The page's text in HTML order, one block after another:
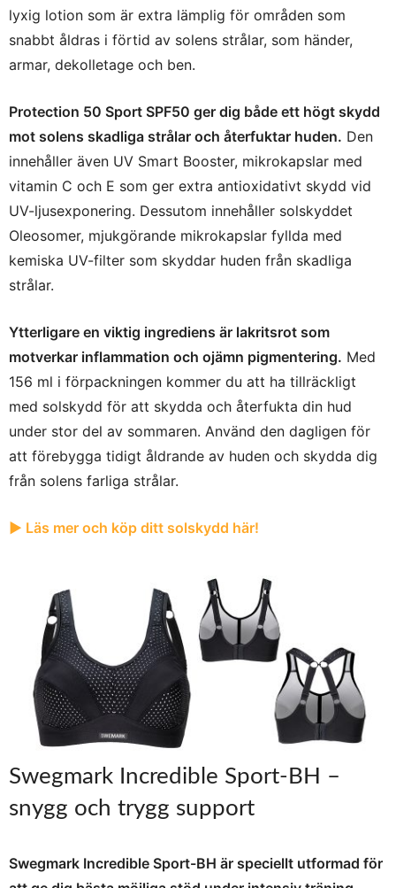
lyxig lotion som är extra lämplig för områden som
snabbt åldras i förtid av solens strålar, som händer,
armar, dekolletage och ben.
Protection 50 Sport SPF50 ger dig både ett högt skydd
mot solens skadliga strålar och återfuktar huden. Den
innehåller även UV Smart Booster, mikrokapslar med
vitamin C och E som ger extra antioxidativt skydd vid
UV-ljusexponering. Dessutom innehåller solskyddet
Oleosomer, mjukgörande mikrokapslar fyllda med
kemiska UV-filter som skyddar huden från skadliga
strålar.
Ytterligare en viktig ingrediens är lakritsrot som
motverkar inflammation och ojämn pigmentering. Med
156 ml i förpackningen kommer du att ha tillräckligt
med solskydd för att skydda och återfukta din hud
under stor del av sommaren. Använd den dagligen för
att förebygga tidigt åldrande av huden och skydda dig
från solens farliga strålar.
► Läs mer och köp ditt solskydd här!
Swegmark Incredible Sport-BH –
snygg och trygg support
Swegmark Incredible Sport-BH är speciellt utformad för